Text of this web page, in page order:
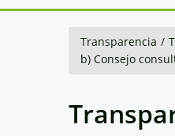
Transparencia /
b) Consejo